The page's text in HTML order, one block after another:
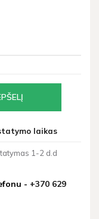
laikas
1-2 d.d
- +370 629